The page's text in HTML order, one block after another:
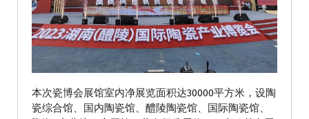
本次瓷博会展馆室内净展览面积达30000平方米，设陶
瓷综合馆、国内陶瓷馆、醴陵陶瓷馆、国际陶瓷馆、